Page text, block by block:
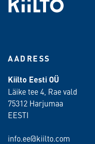
AADRESS
Kiilto Eesti OÜ
Läike tee 4, Rae vald
75312 Harjumaa
EESTI
info.ee@kiilto.com